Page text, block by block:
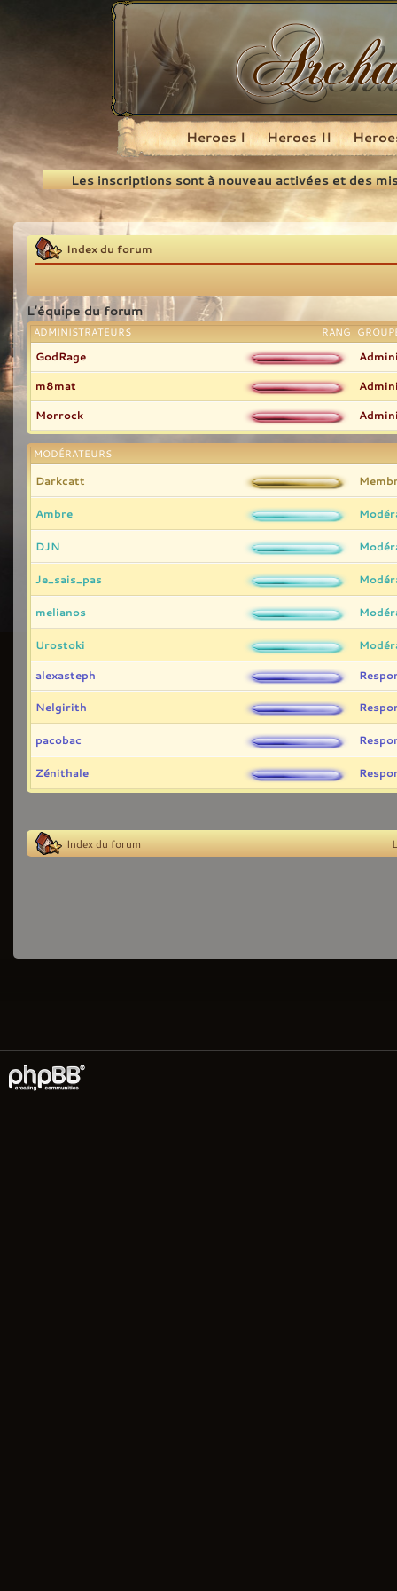
Recherche
Heroes I Heroes II
Les inscriptions sont à nouveau activées et des
Index du forum
L’équipe du forum
RANG
ADMINISTRATEURS
GodRage
m8mat
Morrock
MODÉRATEURS
Darkcatt
Ambre
DJN
Je_sais_pas
melianos
Urostoki
alexasteph
Nelgirith
pacobac
Zénithale
Index du forum